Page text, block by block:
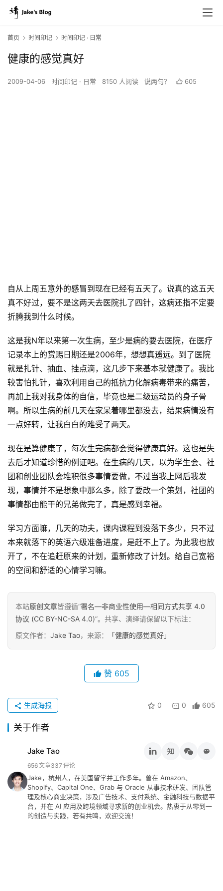
原
创
专
栏
动
态
推
登录 注册
首页 时间印记 时间印记 · 日常
健康的感觉真好
2009-04-06 时间印记 · 日常 8150 人阅读 说两句？ 605
自从上周五意外的感冒到现在已经有五天了。说真的这五天
真不好过，要不是这两天去医院扎了四针，这病还指不定要
折腾我到什么时候。
这是我N年以来第一次生病，至少是病的要去医院，在医疗
记录本上的赏赐日期还是2006年，想想真遥远。到了医院
就是扎针、抽血、挂点滴，这几步下来基本就健康了。我比
较害怕扎针，喜欢利用自己的抵抗力化解病毒带来的痛苦，
再加上我对我身体的自信，毕竟也是二级运动员的身子骨
啊。所以生病的前几天在家呆着哪里都没去，结果病情没有
一点好转，让我白白的难受了两天。
现在是算健康了，每次生完病都会觉得健康真好。这也是失
去后才知道珍惜的例证吧。在生病的几天，以为学生会、社
团和创业团队会堆积很多事情要做，不过当我上网后我发
现，事情并不是想象中那么多，除了要改一个策划，社团的
事情都由能干的兄弟做完了，真是感到幸福。
学习方面嘛，几天的功夫，课内课程到没落下多少，只不过
本来就落下的英语六级准备进度，是赶不上了。为此我也放
开了，不在追赶原来的计划，重新修改了计划。给自己宽裕
的空间和舒适的心情学习嘛。
本站原创文章皆遵循“署名—非商业性使用—相同方式共享 4.0
协议 (CC BY-NC-SA 4.0)”。共享、演绎请保留以下标注：
原文作者： Jake Tao，来源： 「健康的感觉真好」
赞 605
0 0 605
生成海报
关于作者
Jake Tao
656文章337 评论
Jake，杭州人，在美国留学并工作多年。曾在 Amazon、
Shopify、Capital One、Grab 与 Oracle 从事技术研发、团队管
理及核心商业决策，涉及广告技术、支付系统、金融科技与数据平
台，并在 AI 应用及跨境领域寻求新的创业机会。热衷于从零到一
的创造与实践，若有共鸣，欢迎交流！